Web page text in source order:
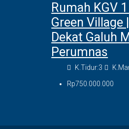
Rumah KGV
Green Village
Dekat Galuh
Perumnas
K.Tidur:3
Rp750.000.000